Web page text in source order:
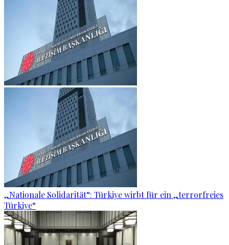
„Nationale Solidarität“: Türkiye wirbt für ein „terrorfreies
Türkiye“